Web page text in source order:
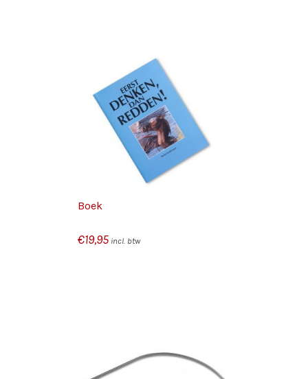
Boek
€19,95 incl. btw